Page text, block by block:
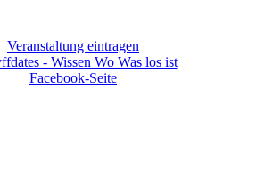
Veranstaltung eintragen
Facebook-Seite